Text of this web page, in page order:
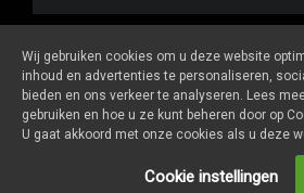
Marktennieuwegein.nlis een website
ALGEMENE
SOCIALS
Wij gebruiken cookies om u deze website
inhoud en advertenties te personaliseren,
bieden en ons verkeer te analyseren. Lees
gebruiken en hoe u ze kunt beheren door op
U gaat akkoord met onze cookies als u deze
Cookie instellingen